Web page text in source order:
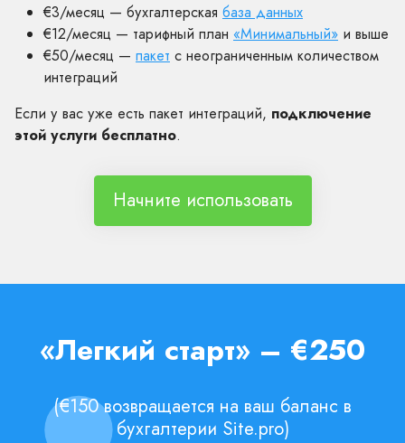
€3/месяц — бухгалтерская база данных
€12/месяц — тарифный план «Минимальный» и выше
€50/месяц — пакет с неограниченным количеством
интеграций
Если у вас уже есть пакет интеграций, подключение
этой услуги бесплатно.
Начните использовать
«Легкий старт» – €250
(€150 возвращается на ваш баланс в
бухгалтерии Site.pro)